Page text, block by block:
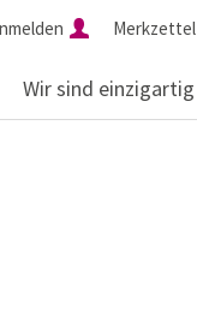
Merkzettel
Wir sind einzigartig